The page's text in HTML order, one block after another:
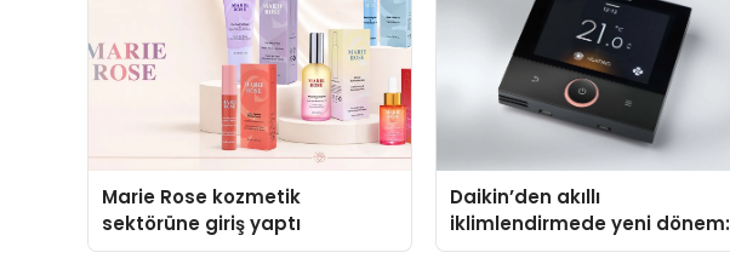
Marie Rose kozmetik
sektörüne giriş yaptı
Daikin’den akıllı
iklimlendirmede yeni dönem:
Madoka Plus Türkiye’de